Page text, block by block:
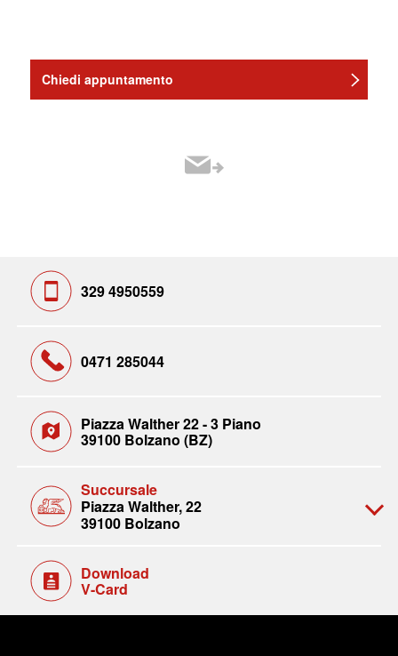
Chiedi appuntamento
329 4950559
0471 285044
Piazza Walther 22 - 3 Piano
39100 Bolzano (BZ)
Succursale
Piazza Walther, 22
39100 Bolzano
Download
V-Card